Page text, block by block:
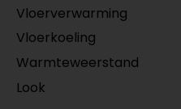
Vloerverwarming
Vloerkoeling
Warmteweerstand
Look